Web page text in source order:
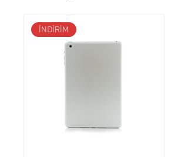
İNDİRİM